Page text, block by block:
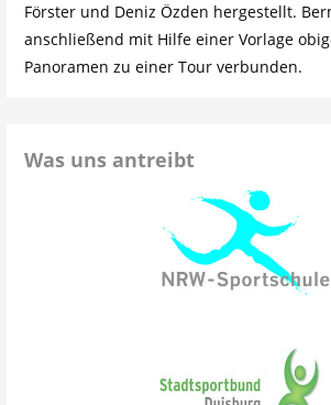
Förster und Deniz Özden hergestellt.
anschließend mit Hilfe einer Vorlage
Panoramen zu einer Tour verbunden.
Was uns antreibt